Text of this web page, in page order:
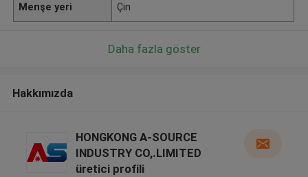
Menşe yeri Çin
Daha fazla göster
Hakkımızda
HONGKONG A-SOURCE
INDUSTRY CO,.LIMITED
üretici profili